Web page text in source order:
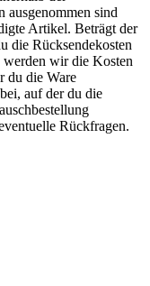
ausgenommen sind
Artikel. Beträgt der
die Rücksendekosten
werden wir die Kosten
du die Ware
auf der du die
Rückfragen.